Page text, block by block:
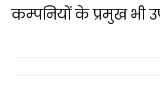
कम्पनियों के प्रमुख भी